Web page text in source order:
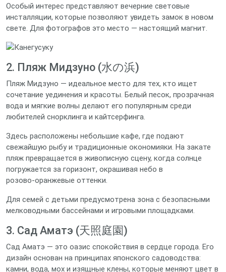
Особый интерес представляют вечерние световые
инсталляции, которые позволяют увидеть замок в новом
свете. Для фотографов это место — настоящий магнит.
2. Пляж Мидзуно (水の浜)
Пляж Мидзуно — идеальное место для тех, кто ищет
сочетание уединения и красоты. Белый песок, прозрачная
вода и мягкие волны делают его популярным среди
любителей снорклинга и кайтсерфинга.
Здесь расположены небольшие кафе, где подают
свежайшую рыбу и традиционные окономияки. На закате
пляж превращается в живописную сцену, когда солнце
погружается за горизонт, окрашивая небо в
розово‑оранжевые оттенки.
Для семей с детьми предусмотрена зона с безопасными
мелководными бассейнами и игровыми площадками.
3. Сад Аматэ (天照庭園)
Сад Аматэ — это оазис спокойствия в сердце города. Его
дизайн основан на принципах японского садоводства:
камни, вода, мох и изящные клены, которые меняют цвет в